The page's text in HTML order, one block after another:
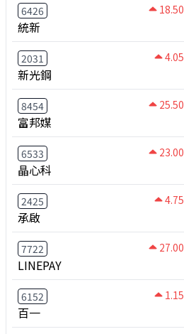
6426 18.50
統新
2031 4.05
新光鋼
8454 25.50
富邦媒
6533 23.00
晶心科
2425 4.75
承啟
7722 27.00
LINEPAY
6152 1.15
百一